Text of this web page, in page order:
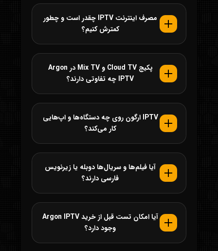
مصرف اینترنت IPTV چقدر است و چطور
کمترش کنیم؟
پکیج Cloud TV و Mix TV در Argon
IPTV چه تفاوتی دارند؟
IPTV ارگون روی چه دستگاه‌ها و اپ‌هایی
کار می‌کند؟
آیا فیلم‌ها و سریال‌ها دوبله یا زیرنویس
فارسی دارند؟
آیا امکان تست قبل از خرید Argon IPTV
وجود دارد؟